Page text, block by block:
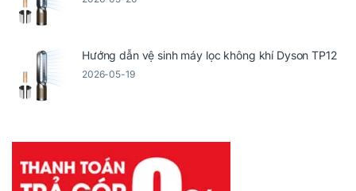
Hướng dẫn vệ sinh máy lọc không khí Dyson TP12
2026-05-19